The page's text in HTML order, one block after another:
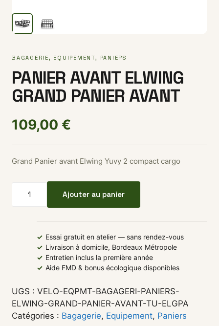
BAGAGERIE, EQUIPEMENT, PANIERS
PANIER AVANT ELWING
GRAND PANIER AVANT
109,00 €
Grand Panier avant Elwing Yuvy 2 compact cargo
Ajouter au panier
✓ Essai gratuit en atelier — sans rendez-vous
✓ Livraison à domicile, Bordeaux Métropole
✓ Entretien inclus la première année
✓ Aide FMD & bonus écologique disponibles
UGS : VELO-EQPMT-BAGAGERI-PANIERS-
ELWING-GRAND-PANIER-AVANT-TU-ELGPA
Catégories : Bagagerie, Equipement, Paniers